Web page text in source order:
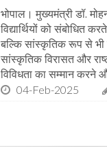
भोपाल। मुख्यमंत्री डॉ.
विद्यार्थियों को संबोधित
बल्कि सांस्कृतिक रूप से भी
सांस्कृतिक विरासत और
विविधता का सम्मान
04-Feb-2025